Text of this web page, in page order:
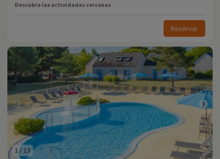
Descubra las actividades cercanas
Reservar
1/13